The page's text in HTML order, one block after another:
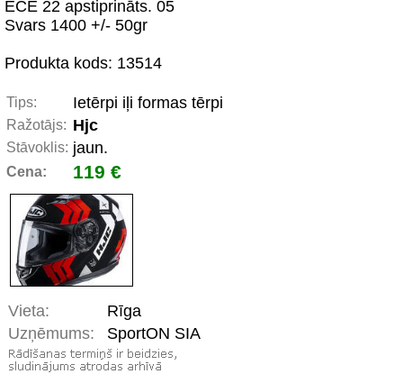
ECE 22 apstiprināts. 05
Svars 1400 +/- 50gr
Produkta kods: 13514
Tips: Ietērpi iļi formas tērpi
Ražotājs: Hjc
Stāvoklis: jaun.
Cena: 119 €
Vieta:
Rīga
Uzņēmums:
SportON SIA